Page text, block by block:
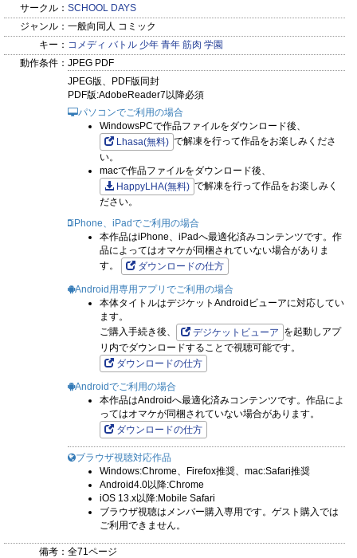
サークル： SCHOOL DAYS
ジャンル： 一般向同人 コミック
キー： コメディ バトル 少年 青年 筋肉 学園
動作条件： JPEG PDF
JPEG版、PDF版同封
PDF版:AdobeReader7以降必須
パソコンでご利用の場合
WindowsPCで作品ファイルをダウンロード後、
Lhasa(無料) で解凍を行って作品をお楽しみくださ
い。
macで作品ファイルをダウンロード後、
HappyLHA(無料) で解凍を行って作品をお楽しみく
ださい。
iPhone、iPadでご利用の場合
本作品はiPhone、iPadへ最適化済みコンテンツです。作
品によってはオマケが同梱されていない場合がありま
す。
ダウンロードの仕方
Android用専用アプリでご利用の場合
本体タイトルはデジケットAndroidビューアに対応してい
ます。
ご購入手続き後、
デジケットビューア を起動しアプ
リ内でダウンロードすることで視聴可能です。
ダウンロードの仕方
Androidでご利用の場合
本作品はAndroidへ最適化済みコンテンツです。作品によ
ってはオマケが同梱されていない場合があります。
ダウンロードの仕方
ブラウザ視聴対応作品
Windows:Chrome、Firefox推奨、mac:Safari推奨
Android4.0以降:Chrome
iOS 13.x以降:Mobile Safari
ブラウザ視聴はメンバー購入専用です。ゲスト購入では
ご利用できません。
備考： 全71ページ